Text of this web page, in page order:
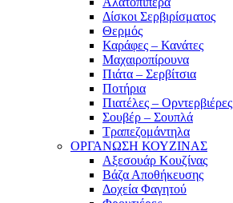
Δίσκοι Σερβιρίσματος
Θερμός
Καράφες – Κανάτες
Μαχαιροπίρουνα
Πιάτα – Σερβίτσια
Ποτήρια
Πιατέλες – Ορντερβιέρες
Σουβέρ – Σουπλά
Τραπεζομάντηλα
ΟΡΓΑΝΩΣΗ ΚΟΥΖΙΝΑΣ
Αξεσουάρ Κουζίνας
Βάζα Αποθήκευσης
Δοχεία Φαγητού